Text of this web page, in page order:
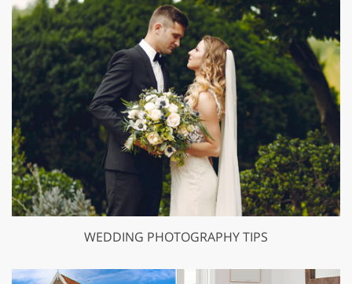
WEDDING PHOTOGRAPHY TIPS